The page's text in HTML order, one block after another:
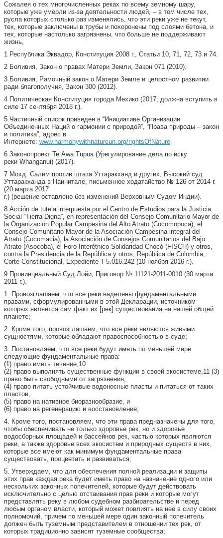
Сожалея о тех многочисленных реках по всему земному шару,
которые уже умерли из-за деятельности людей, – в том числе тех,
русла которых столько раз изменялись, что эти реки уже не текут,
тех, которые заключены в трубы и похоронены под слоями бетона, и
тех, которые настолько загрязнены, что больше не поддерживают
жизнь,
1 Республика Эквадор, Конституция 2008 г., Статьи 10, 71, 72, 73 и 74.
2 Боливия, Закон о правах Матери Земли, Закон 071 (2010).
3 Боливия, Рамочный закон о Матери Земле и целостном развитии
ради благополучия, Закон 300 (2012).
4 Политическая Конституция города Мехико (2017; должна вступить в
силе 17 сентября 2018 г.).
5 Частичный список приведен в “Инициативе Организации
Объединенных Наций о гармонии с природой”, “Права природы – закон
и политика”, адрес в
Интернете: www.harmonywithnatureun.org/rightsOfNature.
6 Законопроект Te Awa Tupua (Урегулирование дела по иску
реки Whanganui) (2017).
7 Мохд. Салим против штата Уттаракханд и других, Высокий суд
Уттаракханда в Наинитале, письменное ходатайство № 126 от 2014 г.
(20 марта 2017
г.) (решение оставлено без изменений Верховным Судом Индии).
8 Acción de tutela interpuesta por el Centro de Estudios para la Justicia
Social “Tierra Digna”, en representación del Consejo Comunitario Mayor de
la Organización Popular Campesina del Alto Atrato (Cocomopoca), el
Consejo Comunitario Mayor de la Asociación Campesina integral del
Atrato (Cocomacia), la Asociación de Consejos Comunitarios del Bajo
Atrato (Asocoba), el Foro Interétnico Solidaridad Chocó (FISCH) y otros,
contra la Presidencia de la República y otros, República de Colombia,
Corte Constitucional, Expediente T-5.016.242 (10 ноября 2016 г.).
9 Провинциальный Суд Лойи, Приговор № 11121-2011-0010 (30 марта
2011 г.).
1. Провозглашаем, что все реки наделены фундаментальными
правами, сформулированными в этой Декларации, источником
которых является сам факт их [рек] существования на нашей общей
планете;
2. Кроме того, провозглашаем, что все реки являются живыми
сущностями, которые обладают правоспособностью в суде;
3. Постановляем, что все реки будут иметь по меньшей мере
следующие фундаментальные права:
(1) право иметь течение,10
(2) право выполнять существенные функции в своей экосистеме,11 (3)
право быть свободными от загрязнения,
(4) право питать устойчивые водоносные пласты и питаться от таких
пластов,
(5) право на нативное биоразнообразие, и
(6) право на регенерацию и восстановление;
4. Кроме того, постановляем, что эти права предназначены для того,
чтобы обеспечивать не только здоровье рек, но и здоровье
водосборных площадей и бассейнов рек, частью которых являются
реки, а также здоровье всех экосистем и природных существ в них,
которые все имеют как минимум фундаментальные права
существовать, процветать и развиваться;
5. Утверждаем, что для обеспечения полной реализации и защиты
этих прав каждая река будет иметь право на назначение одного или
нескольких законных попечителей, которые будут действовать
исключительно с целью отстаивания прав реки и которые могут
представлять реку в любом судебном разбирательстве и перед
любым органом власти, который может повлиять на нее в силу своих
полномочий, причем по меньшей мере один законный попечитель
должен быть туземным представителем в отношении тех рек, от
которых традиционно зависят туземные сообщества;